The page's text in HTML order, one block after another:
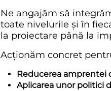
Ne angajăm să
toate nivelurile și în
la proiectare până la
Acționăm concret
Reducerea amprentei
Aplicarea unor politici